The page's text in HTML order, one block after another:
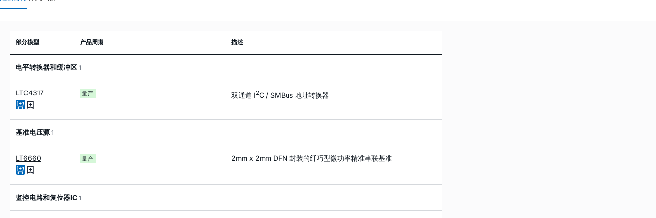
部分模型 产品周期 描述
电平转换器和缓冲区 1
LTC4317 量产 双通道 I2C / SMBus 地址转换器
基准电压源 1
LT6660 量产 2mm x 2mm DFN 封装的纤巧型微功率精准串联基准
监控电路和复位器IC 1